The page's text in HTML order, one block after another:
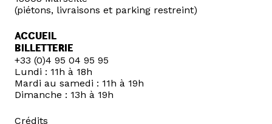
(piétons, livraisons et parking restreint)
ACCUEIL
BILLETTERIE
+33 (0)4 95 04 95 95
Lundi : 11h à 18h
Mardi au samedi : 11h à 19h
Dimanche : 13h à 19h
Crédits